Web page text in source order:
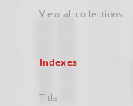
View all collections
Indexes
Title